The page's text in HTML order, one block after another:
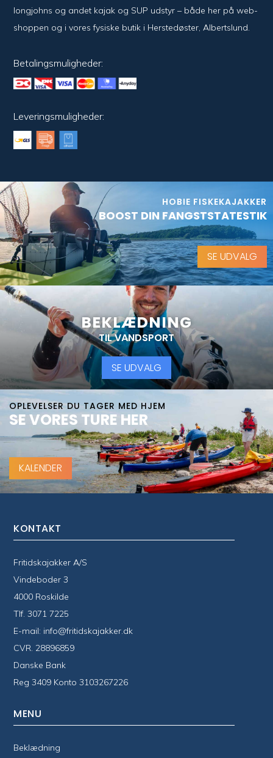
long­johns og andet kajak og SUP udstyr – både her på web­
shoppen og i vores fysiske butik i Her­sted­øster, Alberts­lund.
Betalingsmuligheder:
Leveringsmuligheder:
HOBIE FISKEKAJAKKER
BOOST DIN FANGSTSTATESTIK
SE UDVALG
BEKLÆDNING
TIL VANDSPORT
SE UDVALG
OPLEVELSER DU TAGER MED HJEM
SE VORES TURE HER
KALENDER
KONTAKT
Fritidskajakker A/S
Vindeboder 3
4000 Roskilde
Tlf.3071 7225
E-mail: info@fritidskajakker.dk
CVR. 28896859
Danske Bank
Reg 3409 Konto 3103267226
MENU
Beklædning